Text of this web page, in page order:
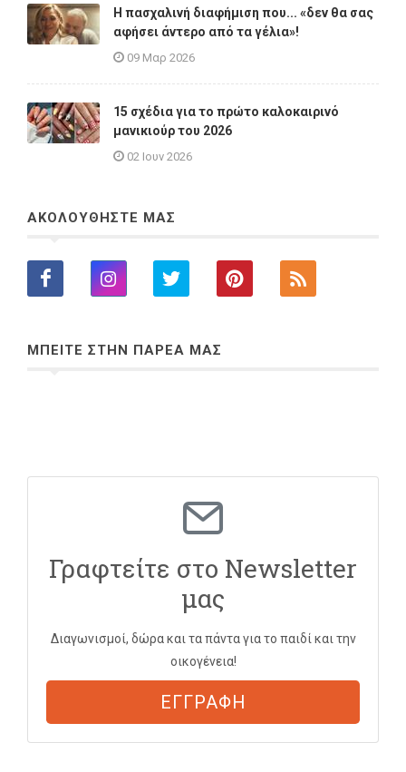
Η πασχαλινή διαφήμιση που... «δεν θα σας
αφήσει άντερο από τα γέλια»!
09 Μαρ 2026
15 σχέδια για το πρώτο καλοκαιρινό
μανικιούρ του 2026
02 Ιουν 2026
ΑΚΟΛΟΥΘΗΣΤΕ ΜΑΣ
ΜΠΕΙΤΕ ΣΤΗΝ ΠΑΡΕΑ ΜΑΣ
Γραφτείτε στο Newsletter
μας
Διαγωνισμοί, δώρα και τα πάντα για το παιδί και την
οικογένεια!
ΕΓΓΡΑΦΗ